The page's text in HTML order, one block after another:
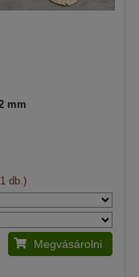
mm
db.)
Megvásárolni